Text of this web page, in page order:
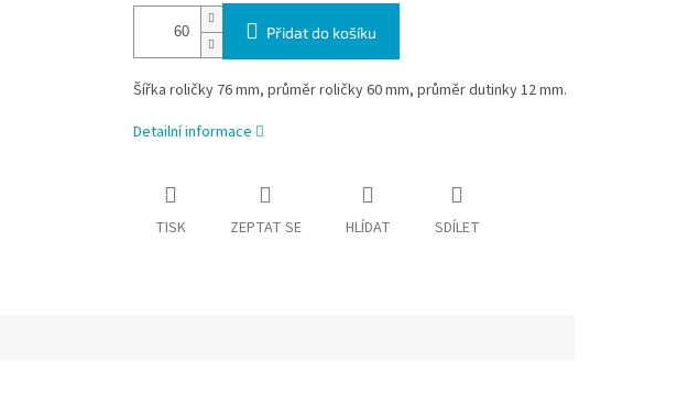
Přidat do košíku
Šířka roličky 76 mm, průměr roličky 60 mm, průměr dutinky 12 mm.
Detailní informace
TISK ZEPTAT SE HLÍDAT SDÍLET